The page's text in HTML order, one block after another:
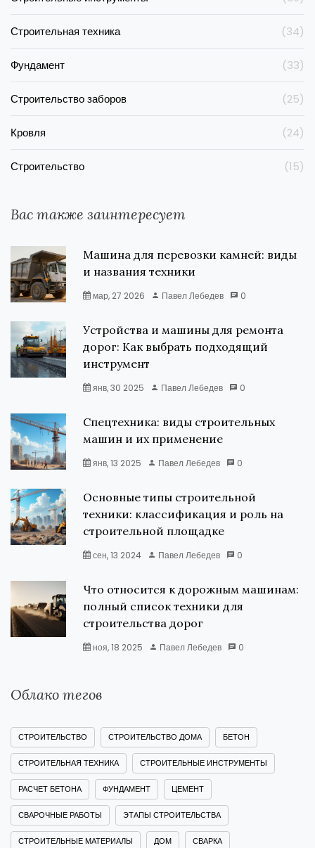
Строительная техника (34)
Фундамент (33)
Строительство заборов (25)
Кровля (24)
Строительство (15)
Вас также заинтересует
Машина для перевозки камней: виды
и названия техники
мар, 27 2026 Павел Лебедев 0
Устройства и машины для ремонта
дорог: Как выбрать подходящий
инструмент
янв, 30 2025 Павел Лебедев 0
Спецтехника: виды строительных
машин и их применение
янв, 13 2025 Павел Лебедев 0
Основные типы строительной
техники: классификация и роль на
строительной площадке
сен, 13 2024 Павел Лебедев 0
Что относится к дорожным машинам:
полный список техники для
строительства дорог
ноя, 18 2025 Павел Лебедев 0
Облако тегов
СТРОИТЕЛЬСТВО СТРОИТЕЛЬСТВО ДОМА БЕТОН
СТРОИТЕЛЬНАЯ ТЕХНИКА СТРОИТЕЛЬНЫЕ ИНСТРУМЕНТЫ
РАСЧЕТ БЕТОНА ФУНДАМЕНТ ЦЕМЕНТ
СВАРОЧНЫЕ РАБОТЫ ЭТАПЫ СТРОИТЕЛЬСТВА
СТРОИТЕЛЬНЫЕ МАТЕРИАЛЫ ДОМ СВАРКА